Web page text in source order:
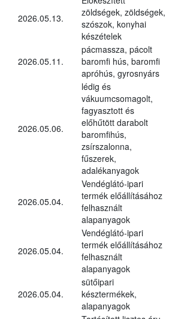
2026.05.13.
zöldségek, zöldségek,
szószok, konyhai
készételek
2026.05.11.
pácmassza, pácolt
baromfi hús, baromfi
apróhús, gyrosnyárs
2026.05.06.
lédig és
vákuumcsomagolt,
fagyasztott és
előhűtött darabolt
baromfihús,
zsírszalonna,
fűszerek,
adalékanyagok
2026.05.04.
Vendéglátó-ipari
termék előállításához
felhasznált
alapanyagok
2026.05.04.
Vendéglátó-ipari
termék előállításához
felhasznált
alapanyagok
2026.05.04.
sütőipari
késztermékek,
alapanyagok